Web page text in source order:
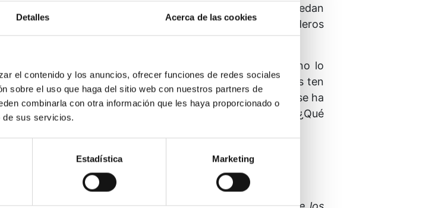
Detalles Acerca de las cookies
el contenido y los anuncios, ofrecer funciones de redes sociales
sobre el uso que haga del sitio web con nuestros partners de
combinarla con otra información que les haya proporcionado o
de sus servicios.
Estadística Marketing
de forma que aquellos que esperan acongojados puedan
se una a la Suya, para que podamos ser los verdaderos
no reconoceremos lo que hemos recibido hasta que no lo
diferentes, y, sin embargo, todavía no lo crees. Mas ten
y miles de milagros, pero no sabrás que Dios Mismo no se ha
ni le ha negado a Su Hijo la más mínima bendición. ¿Qué
identificado con el Hijo y con lo que es suyo?